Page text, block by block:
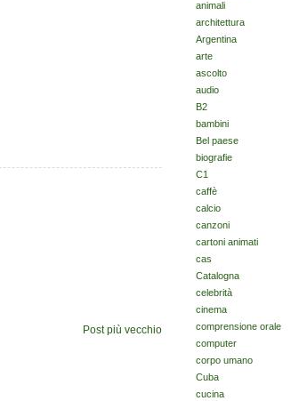
Post più vecchio
animali
architettura
Argentina
arte
ascolto
audio
B2
bambini
Bel paese
biografie
C1
caffè
calcio
canzoni
cartoni animati
cas
Catalogna
celebrità
cinema
comprensione orale
computer
corpo umano
Cuba
cucina